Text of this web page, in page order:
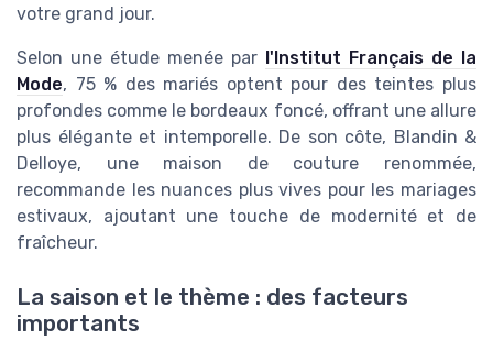
votre grand jour.
Selon une étude menée par l'Institut Français de la
Mode, 75 % des mariés optent pour des teintes plus
profondes comme le bordeaux foncé, offrant une allure
plus élégante et intemporelle. De son côte, Blandin &
Delloye, une maison de couture renommée,
recommande les nuances plus vives pour les mariages
estivaux, ajoutant une touche de modernité et de
fraîcheur.
La saison et le thème : des facteurs
importants